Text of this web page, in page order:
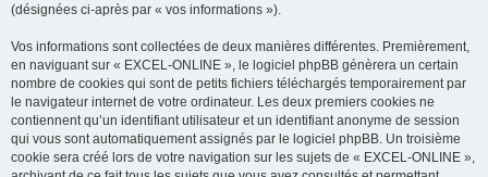
(désignées ci-après par « vos informations »).
Vos informations sont collectées de deux manières différentes. Premièrement,
en naviguant sur « EXCEL-ONLINE », le logiciel phpBB génèrera un certain
nombre de cookies qui sont de petits fichiers téléchargés temporairement par
le navigateur internet de votre ordinateur. Les deux premiers cookies ne
contiennent qu’un identifiant utilisateur et un identifiant anonyme de session
qui vous sont automatiquement assignés par le logiciel phpBB. Un troisième
cookie sera créé lors de votre navigation sur les sujets de « EXCEL-ONLINE »,